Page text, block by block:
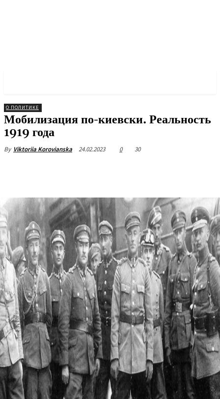
О ПОЛИТИКЕ
Мобилизация по-киевски. Реальность
1919 года
By Viktoriia Korovianska 24.02.2023 0 30